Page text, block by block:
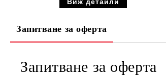
Запитване за оферта
Запитване за оферта